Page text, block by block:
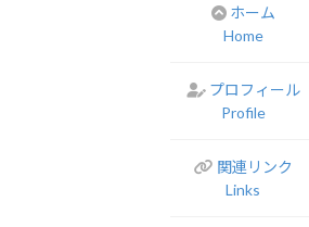
ホーム
Home
プロフィール
Profile
関連リンク
Links